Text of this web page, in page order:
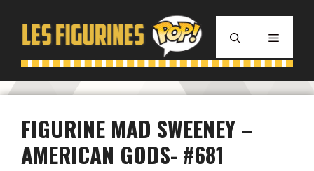
contenu
MENU
FIGURINE MAD SWEENEY –
AMERICAN GODS- #681